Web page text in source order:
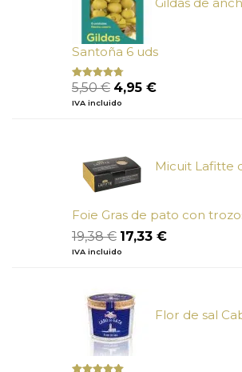
Gildas de
Santoña 6 uds
Valorado
con
de 5
5,50€ El
precio
4,95 €El
IVA incluido
Micuit Lafitte
Foie Gras de pato con
19,38€ El
precio
19,38 €.
17,33 €El
IVA incluido
Flor de sal